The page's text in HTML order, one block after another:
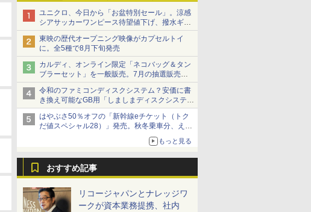
ユニクロ、今日から「お盆特別セール」。涼感
シアサッカーワンピース待望値下げ、撥水ギア
ショーツは1990円に
東映の歴代オープニング映像がカプセルトイ
に。全5種で8月下旬発売
カルディ、オンライン限定「ネコバッグ＆タン
ブラーセット」を一般販売。7月の抽選販売の
当選無効分
令和のファミコンディスクシステム？安価に書
き換え可能なGB用「しましまディスクシステ
ム」
はやぶさ50％オフの「新幹線eチケット（トク
だ値スペシャル28）」発売。秋冬乗車分、えき
もっと見る
おすすめ記事
リコージャパンとナレッジワ
ークが資本業務提携、社内